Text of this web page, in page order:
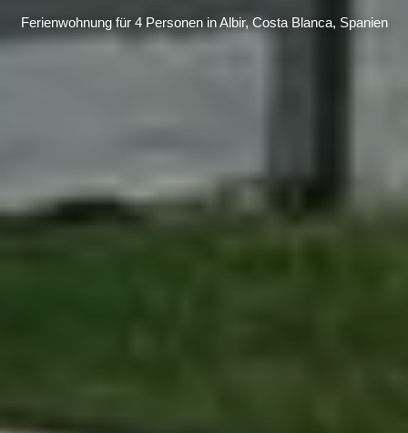
Ferienwohnung für 4 Personen in Albir, Costa Blanca, Spanien